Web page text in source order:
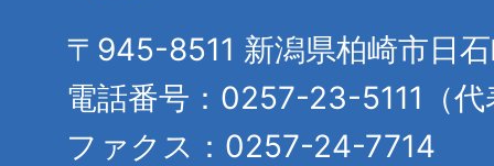
〒945-8511 新潟県柏崎市日
電話番号：0257-23-5111（代
ファクス：0257-24-7714